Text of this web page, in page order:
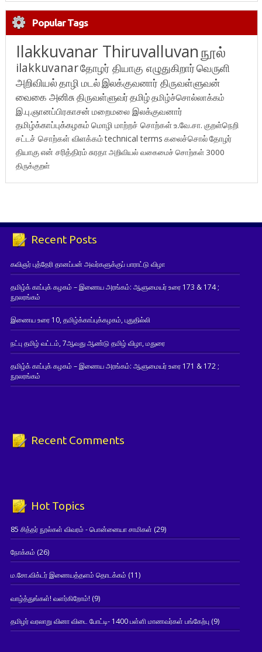
Popular Tags
Ilakkuvanar Thiruvalluvanநூல்
ilakkuvanarதோழர் தியாகு எழுதுகிறார்வெருளி
அறிவியல்தாழி மடல்இலக்குவனார் திருவள்ளுவன்
வைகை அனிசுதிருவள்ளுவர்தமிழ்தமிழ்ச்சொல்லாக்கம்
இ.பு.ஞானப்பிரகாசன் மறைமலை இலக்குவனார்
தமிழ்க்காப்புக்கழகம் மொழி மாற்றச் சொற்கள்உ.வே.சா. குறள்நெறி
சட்டச் சொற்கள் விளக்கம்technical terms கலைச்சொல்தோழர்
தியாகுஎன் சரித்திரம்சுரதாஅறிவியல் வகைமைச் சொற்கள் 3000
திருக்குறள்
Recent Posts
கவிஞர் புத்தேரி தானப்பன் அவர்களுக்குப் பாராட்டு விழா
தமிழ்க் காப்புக் கழகம் – இணைய அரங்கம்: ஆளுமையர் உரை 173 & 174 ;
நூலரங்கம்
இணைய உரை 10, தமிழ்க்காப்புக்கழகம், புதுதில்லி
நட்பு தமிழ் வட்டம், 7ஆவது ஆண்டு தமிழ் விழா, மதுரை
தமிழ்க் காப்புக் கழகம் – இணைய அரங்கம்: ஆளுமையர் உரை 171 & 172 ;
நூலரங்கம்
Recent Comments
Hot Topics
85 சித்தர் நூல்கள் விவரம் - பொன்னையா சாமிகள் (29)
நோக்கம் (26)
ம.சோ.விக்டர் இணையத்தளம் தொடக்கம் (11)
வாழ்த்துங்கள்! வளர்கிறோம்! (9)
தமிழர் வரலாறு வினா விடை போட்டி- 1400 பள்ளி மாணவர்கள் பங்கேற்பு(9)